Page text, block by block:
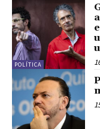
POLÍTICA